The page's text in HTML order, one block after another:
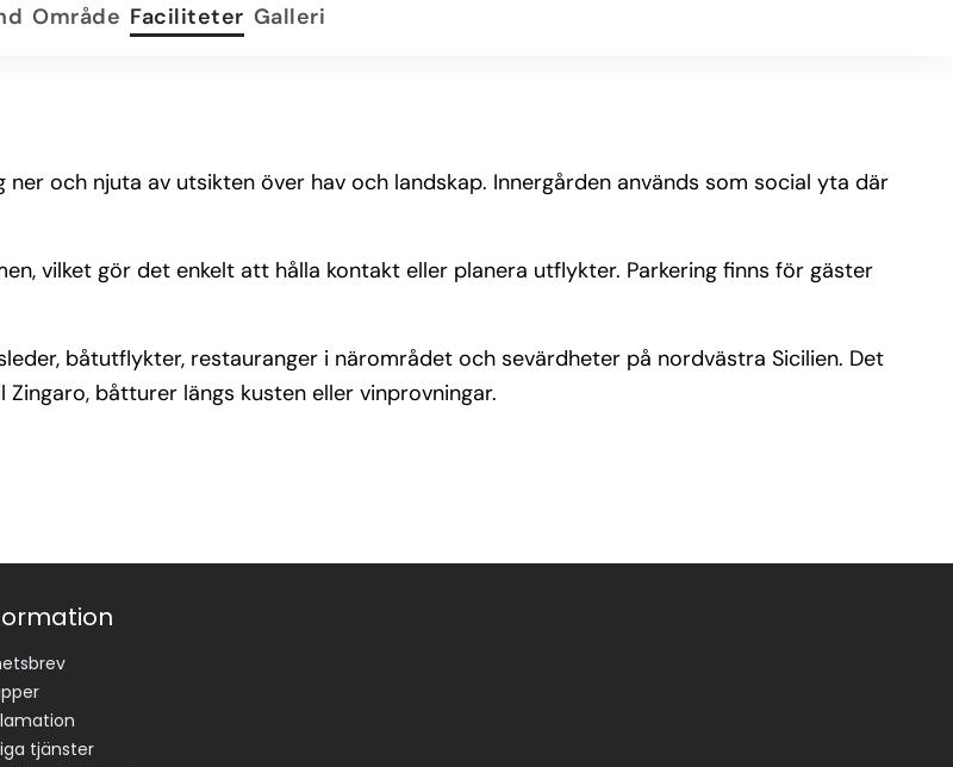
Område Faciliteter Galleri
och njuta av utsikten över hav och landskap. Innergården används som social yta där
vilket gör det enkelt att hålla kontakt eller planera utflykter. Parkering finns för gäster
båtutflykter, restauranger i närområdet och sevärdheter på nordvästra Sicilien. Det
båtturer längs kusten eller vinprovningar.
tjänster